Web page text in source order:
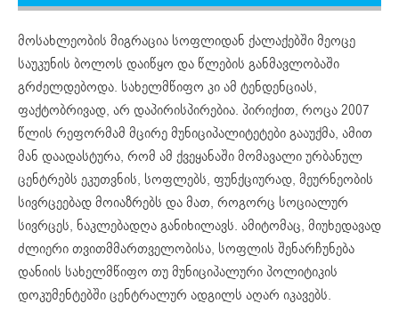
მოსახლეობის მიგრაცია სოფლიდან ქალაქებში მეოცე
საუკუნის ბოლოს დაიწყო და წლების განმავლობაში
გრძელდებოდა. სახელმწიფო კი ამ ტენდენციას,
ფაქტობრივად, არ დაპირისპირებია. პირიქით, როცა 2007
წლის რეფორმამ მცირე მუნიციპალიტეტები გააუქმა, ამით
მან დაადასტურა, რომ ამ ქვეყანაში მომავალი ურბანულ
ცენტრებს ეკუთვნის, სოფლებს, ფუნქციურად, მეურნეობის
სივრცეებად მოიაზრებს და მათ, როგორც სოციალურ
სივრცეს, ნაკლებადღა განიხილავს. ამიტომაც, მიუხედავად
ძლიერი თვითმმართველობისა, სოფლის შენარჩუნება
დანიის სახელმწიფო თუ მუნიციპალური პოლიტიკის
დოკუმენტებში ცენტრალურ ადგილს აღარ იკავებს.